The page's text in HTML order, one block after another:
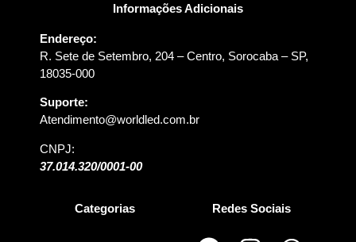
Informações Adicionais
Endereço:
R. Sete de Setembro, 204 – Centro, Sorocaba – SP,
18035-000
Suporte:
Atendimento@worldled.com.br
CNPJ:
37.014.320/0001-00
Categorias Redes Sociais